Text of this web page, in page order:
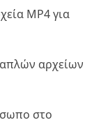
MP4 για
αρχείων
στο